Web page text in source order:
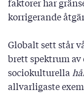
korrigerande
Globalt sett står
brett spektrum av
sociokulturella
allvarligaste